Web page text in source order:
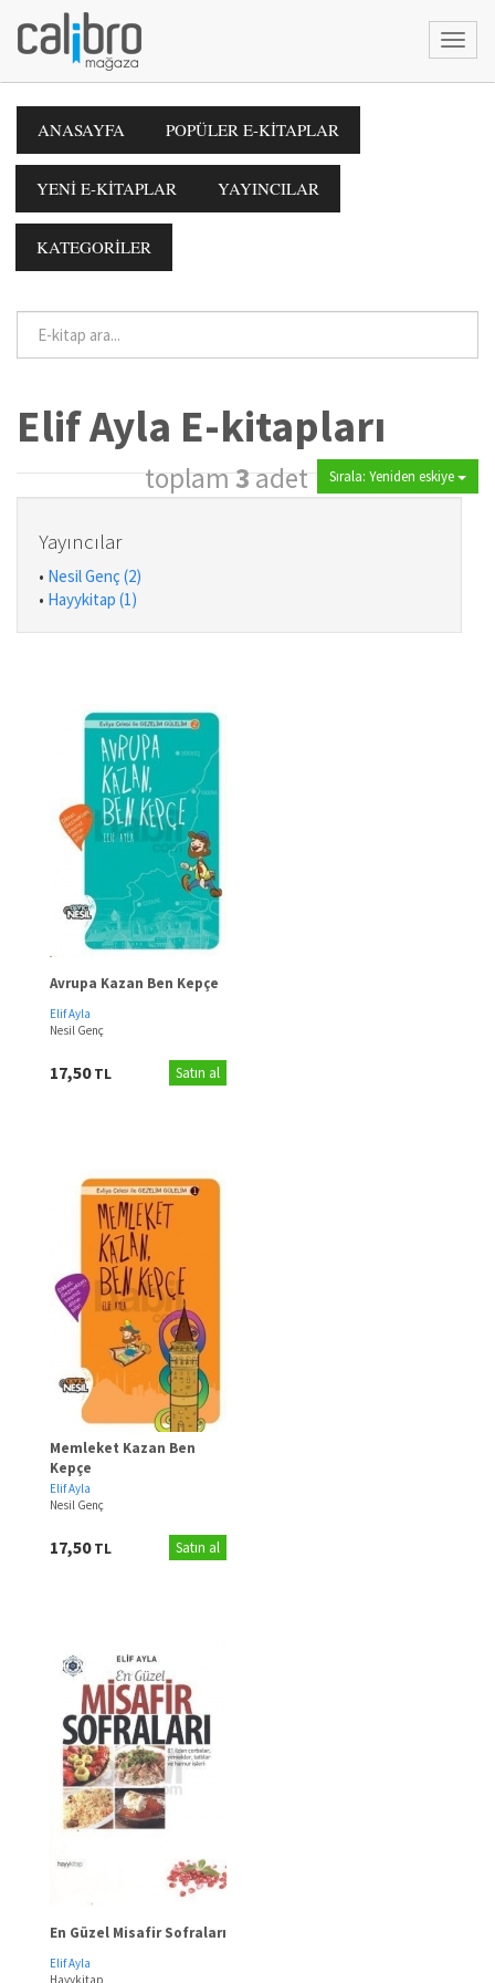
ANASAYFA POPÜLER E-KİTAPLAR
YENİ E-KİTAPLAR YAYINCILAR
KATEGORİLER
Elif Ayla E-kitapları
toplam3adet Sırala: Yeniden eskiye
Yayıncılar
• Nesil Genç (2)
• Hayykitap (1)
Avrupa Kazan Ben Kepçe
Elif Ayla
Nesil Genç
17,50TL Satın al
Memleket Kazan Ben
Kepçe
Elif Ayla
Nesil Genç
17,50TL Satın al
En Güzel Misafir Sofraları
Elif Ayla
Hayykitap